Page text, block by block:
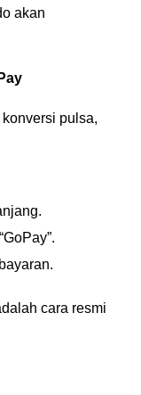
akan
pulsa,
cara resmi